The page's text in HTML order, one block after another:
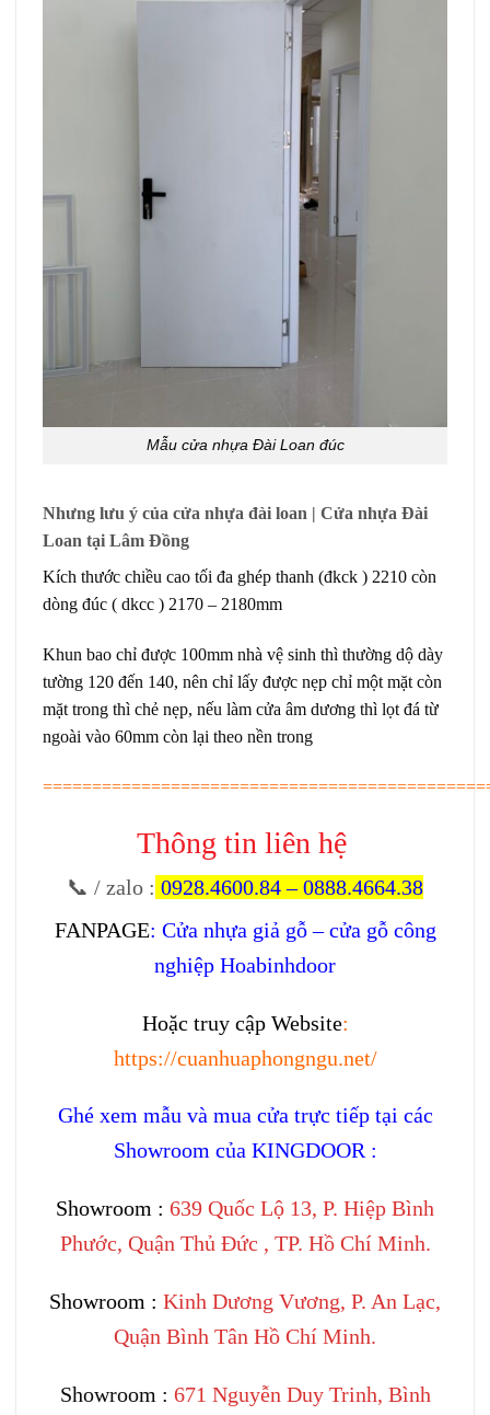
Mẫu cửa nhựa Đài Loan đúc
Nhưng lưu ý của cửa nhựa đài loan | Cửa nhựa Đài
Loan tại Lâm Đồng
Kích thước chiều cao tối đa ghép thanh (đkck ) 2210 còn
dòng đúc ( dkcc ) 2170 – 2180mm
Khun bao chỉ được 100mm nhà vệ sinh thì thường dộ dày
tường 120 đến 140, nên chỉ lấy được nẹp chỉ một mặt còn
mặt trong thì chẻ nẹp, nếu làm cửa âm dương thì lọt đá từ
ngoài vào 60mm còn lại theo nền trong
Thông tin liên hệ
📞 / zalo : 0928.4600.84–0888.4664.38
FANPAGE: Cửa nhựa giả gỗ – cửa gỗ công
nghiệp Hoabinhdoor
Hoặc truy cập Website:
https://cuanhuaphongngu.net/
Ghé xem mẫu và mua cửa trực tiếp tại các
Showroom của KINGDOOR :
Showroom : 639 Quốc Lộ 13, P. Hiệp Bình
Phước, Quận Thủ Đức , TP. Hồ Chí Minh.
Showroom : Kinh Dương Vương, P. An Lạc,
Quận Bình Tân Hồ Chí Minh.
Showroom : 671 Nguyễn Duy Trinh, Bình